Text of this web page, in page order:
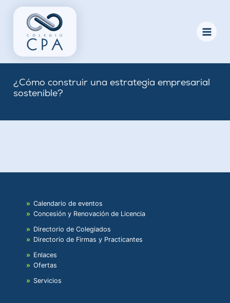
¿Cómo construir una estrategia empresarial
sostenible?
Calendario de eventos
Concesión y Renovación de Licencia
Directorio de Colegiados
Directorio de Firmas y Practicantes
Enlaces
Ofertas
Servicios